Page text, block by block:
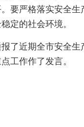
要严格落实安全
定的社会环境。
了近期全市安全
工作作了发言。